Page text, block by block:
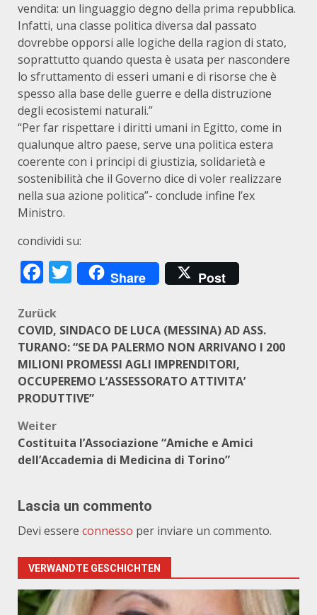
vendita: un linguaggio degno della prima repubblica.
Infatti, una classe politica diversa dal passato
dovrebbe opporsi alle logiche della ragion di stato,
soprattutto quando questa è usata per nascondere
lo sfruttamento di esseri umani e di risorse che è
spesso alla base delle guerre e della distruzione
degli ecosistemi naturali.”
“Per far rispettare i diritti umani in Egitto, come in
qualunque altro paese, serve una politica estera
coerente con i principi di giustizia, solidarietà e
sostenibilità che il Governo dice di voler realizzare
nella sua azione politica”- conclude infine l’ex
Ministro.
condividi su:
Facebook
Twitter
Share Post
Beitragsnavigation
Zurück
COVID, SINDACO DE LUCA (MESSINA) AD ASS.
TURANO: “SE DA PALERMO NON ARRIVANO I 200
MILIONI PROMESSI AGLI IMPRENDITORI,
OCCUPEREMO L’ASSESSORATO ATTIVITA’
PRODUTTIVE”
Weiter
Costituita l’Associazione “Amiche e Amici
dell’Accademia di Medicina di Torino”
Lascia un commento
Devi essere connesso per inviare un commento.
VERWANDTE GESCHICHTEN